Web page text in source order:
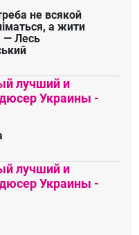
не всякой
а жити
— Лесь
лучший и
Украины -
лучший и
Украины -